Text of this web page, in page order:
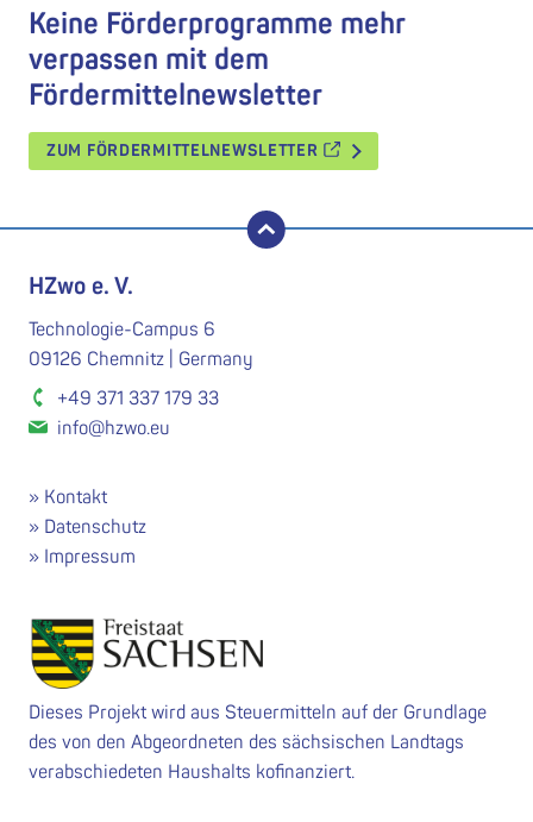
Keine Förderprogramme mehr
verpassen mit dem
Fördermittelnewsletter
ZUM FÖRDERMITTELNEWSLETTER
nach oben
HZwo e. V.
Technologie-Campus 6
09126 Chemnitz | Germany
+49 371 337 179 33
info@hzwo.eu
Kontakt
Datenschutz
Impressum
Dieses Projekt wird aus Steuermitteln auf der Grundlage
des von den Abgeordneten des sächsischen Landtags
verabschiedeten Haushalts kofinanziert.